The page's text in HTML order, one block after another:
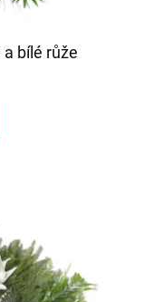
bílé růže